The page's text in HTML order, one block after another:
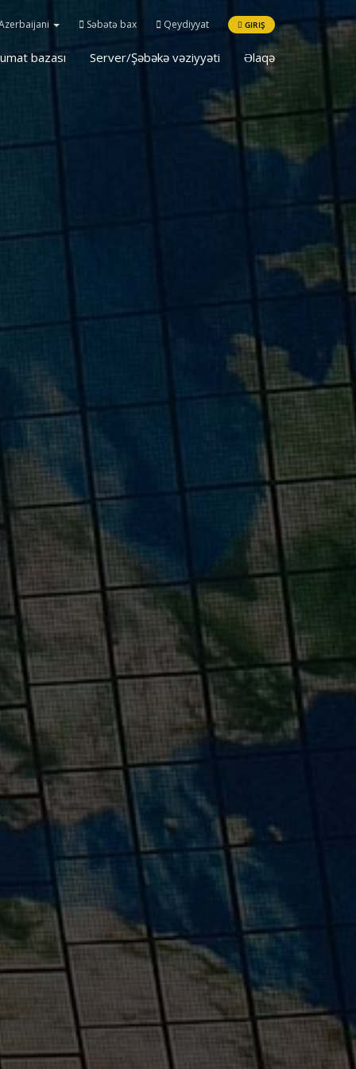
Səbətə bax Qeydiyyat GIRIŞ
bazası Server/Şəbəkə vəziyyəti Əlaqə